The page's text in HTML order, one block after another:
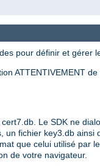
pour définir et gérer
ATTENTIVEMENT
Le SDK ne
fichier key3.db
que celui utilisé par
de votre navigateur.